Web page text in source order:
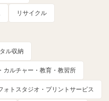
リサイクル
ル収納
カルチャー・教育・教習所
ォトスタジオ・プリントサービス